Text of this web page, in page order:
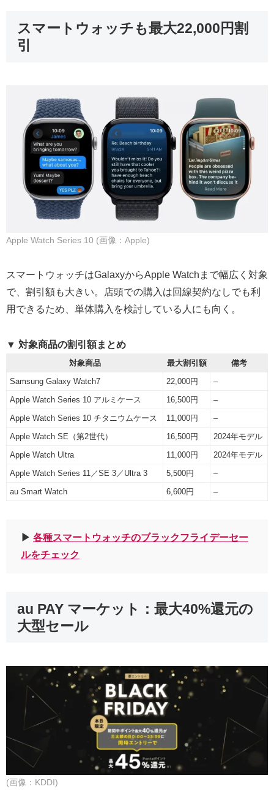
スマートウォッチも最大22,000円割
引
Apple Watch Series 10 (画像：Apple)
スマートウォッチはGalaxyからApple Watchまで幅広く対象
で、割引額も大きい。店頭での購入は回線契約なしでも利
用できるため、単体購入を検討している人にも向く。
▼ 対象商品の割引額まとめ
対象商品 最大割引額
備考
Samsung Galaxy Watch7
22,000円
–
Apple Watch Series 10 アルミケース
16,500円
–
Apple Watch Series 10 チタニウムケース
11,000円
–
Apple Watch SE（第2世代）
16,500円
2024年モデル
Apple Watch Ultra
11,000円
2024年モデル
Apple Watch Series 11／SE 3／Ultra 3
5,500円
–
au Smart Watch
6,600円 –
▶︎ 各種スマートウォッチのブラックフライデーセー
ルをチェック
au PAY マーケット：最大40%還元の
大型セール
(画像：KDDI)